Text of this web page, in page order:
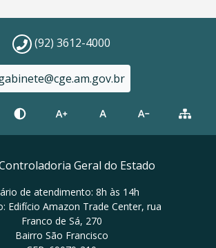
(92) 3612-4000
Geral do Estado
de atendimento: 8h às 14h
Edifício Amazon Trade Center, rua
Franco de Sá, 270
Bairro São Francisco